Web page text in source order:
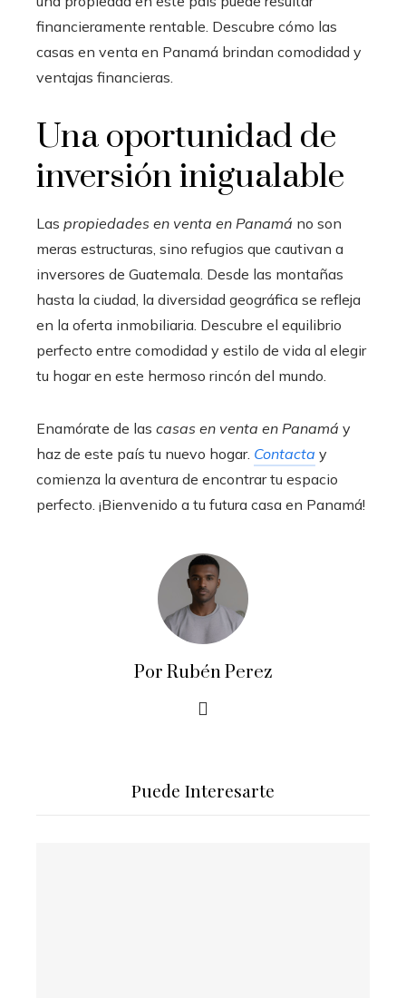
financieramente rentable. Descubre cómo las
casas en venta en Panamá brindan comodidad y
ventajas financieras.
Una oportunidad de
inversión inigualable
Las propiedades en venta en Panamá no son
meras estructuras, sino refugios que cautivan a
inversores de Guatemala. Desde las montañas
hasta la ciudad, la diversidad geográfica se refleja
en la oferta inmobiliaria. Descubre el equilibrio
perfecto entre comodidad y estilo de vida al elegir
tu hogar en este hermoso rincón del mundo.
Enamórate de las casas en venta en Panamá y
haz de este país tu nuevo hogar. Contacta y
comienza la aventura de encontrar tu espacio
perfecto. ¡Bienvenido a tu futura casa en Panamá!
Por Rubén Perez
Puede Interesarte